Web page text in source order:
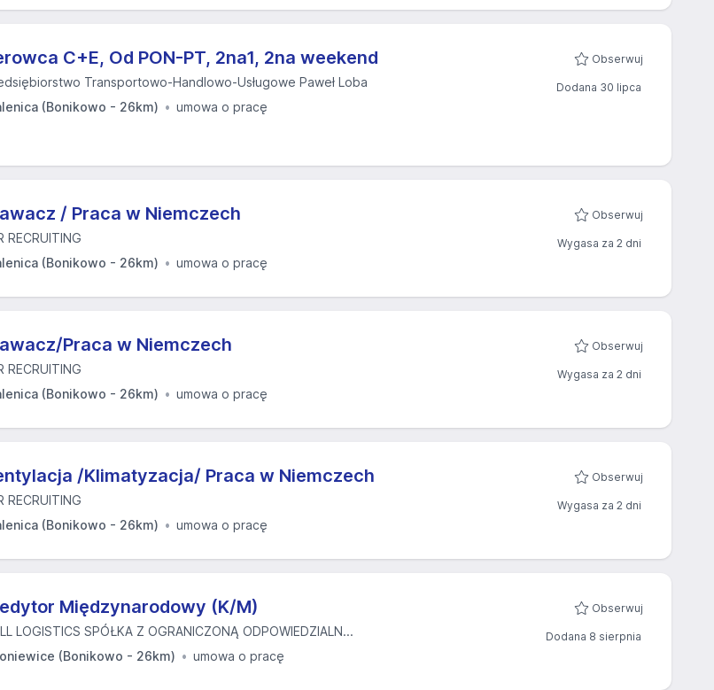
C+E, Od PON-PT, 2na1, 2na weekend
Transportowo-Handlowo-Usługowe Paweł Loba
(Bonikowo - 26km)
umowa o pracę
Obserwuj
Dodana 30 lipca
/ Praca w Niemczech
RECRUITING
(Bonikowo - 26km)
umowa o pracę
Obserwuj
Wygasa za 2 dni
Praca w Niemczech
RECRUITING
(Bonikowo - 26km)
umowa o pracę
Obserwuj
Wygasa za 2 dni
/Klimatyzacja/ Praca w Niemczech
RECRUITING
(Bonikowo - 26km)
umowa o pracę
Obserwuj
Wygasa za 2 dni
Międzynarodowy (K/M)
LOGISTICS SPÓŁKA Z OGRANICZONĄ ODPOWIEDZIALN...
(Bonikowo - 26km)
umowa o pracę
Obserwuj
Dodana 8 sierpnia